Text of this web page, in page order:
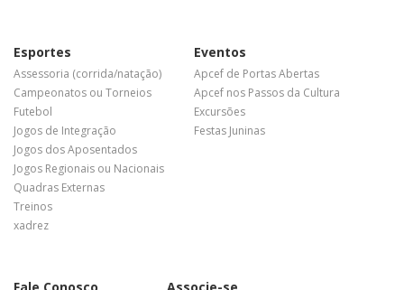
Esportes
Assessoria (corrida/natação)
Campeonatos ou Torneios
Futebol
Jogos de Integração
Jogos dos Aposentados
Jogos Regionais ou Nacionais
Quadras Externas
Treinos
xadrez
Eventos
Apcef de Portas Abertas
Apcef nos Passos da Cultura
Excursões
Festas Juninas